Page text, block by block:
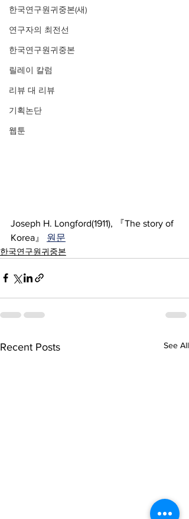
한국연구원귀중본(새)
연구자의 최전선
한국연구원귀중본
릴레이 칼럼
리뷰 대 리뷰
기획논단
웹툰
Joseph H. Longford(1911), 『The story of
Korea』 원문
한국연구원귀중본
Recent Posts See All